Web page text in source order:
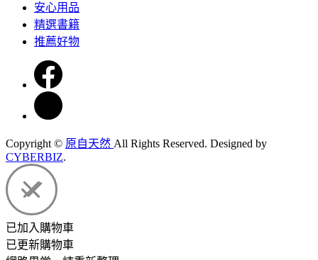
安心用品
精選書籍
推薦好物
Copyright © 原自天然 All Rights Reserved. Designed by
CYBERBIZ.
已加入購物車
已更新購物車